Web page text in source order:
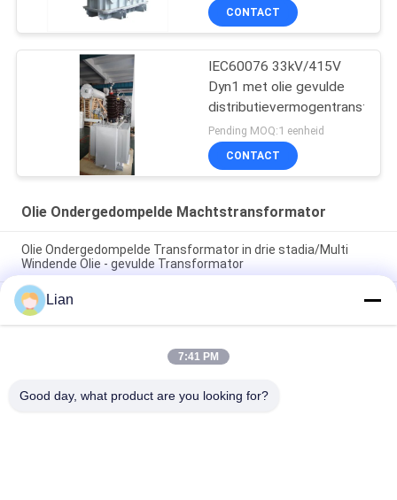
CONTACT
IEC60076 33kV/415V
Dyn1 met olie gevulde
Pending MOQ:1 eenheid
CONTACT
Olie Ondergedompelde Machtstransformator
Olie Ondergedompelde Transformator in drie stadia/Multi
Windende Olie - gevulde Transformator
200 kVA 33 kV olie ondergedompelde krachttransformator
met Dyn11 aansluiting voor distributienetwerken
Compacte ONAN-verkoelingsolie ondergedompelde
krachttransformator met aanpasbare opties voor
Lian
7:41 PM
Good day, what product are you looking for?